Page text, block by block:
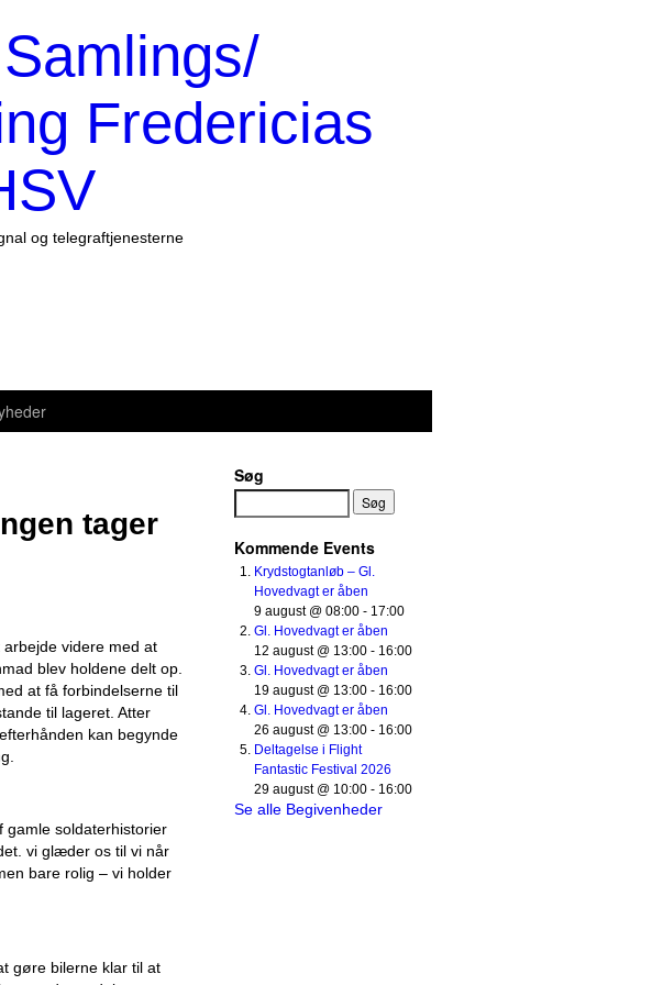
Fredericias
og telegraftjenesterne
Søg
Kommende Events
Krydstogtanløb – Gl.
Hovedvagt er åben
9 august @ 08:00 - 17:00
Gl. Hovedvagt er åben
12 august @ 13:00 - 16:00
Gl. Hovedvagt er åben
19 august @ 13:00 - 16:00
Gl. Hovedvagt er åben
26 august @ 13:00 - 16:00
Deltagelse i Flight
Fantastic Festival 2026
29 august @ 10:00 - 16:00
Se alle Begivenheder
tager
videre med at
blev holdene delt op.
at få forbindelserne til
til lageret. Atter
kan begynde
gamle soldaterhistorier
vi glæder os til vi når
bare rolig – vi holder
gøre bilerne klar til at